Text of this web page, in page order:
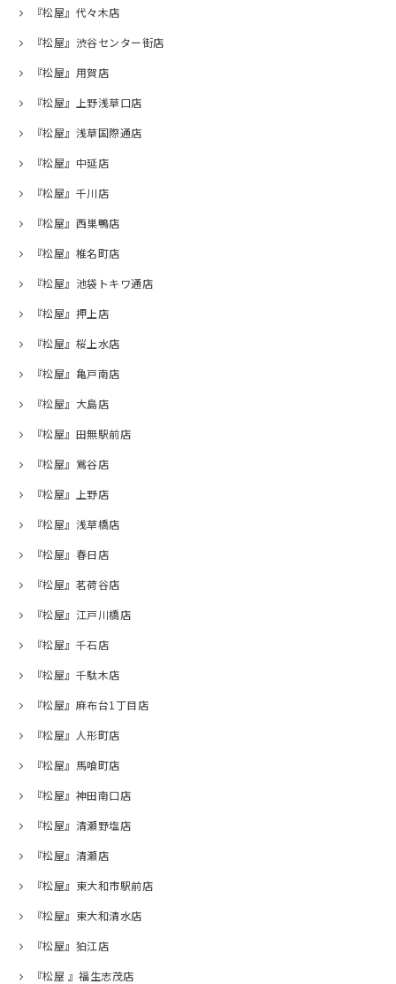
『松屋』代々木店
『松屋』渋谷センター街店
『松屋』用賀店
『松屋』上野浅草口店
『松屋』浅草国際通店
『松屋』中延店
『松屋』千川店
『松屋』西巣鴨店
『松屋』椎名町店
『松屋』池袋トキワ通店
『松屋』押上店
『松屋』桜上水店
『松屋』亀戸南店
『松屋』大島店
『松屋』田無駅前店
『松屋』鴬谷店
『松屋』上野店
『松屋』浅草橋店
『松屋』春日店
『松屋』茗荷谷店
『松屋』江戸川橋店
『松屋』千石店
『松屋』千駄木店
『松屋』麻布台1丁目店
『松屋』人形町店
『松屋』馬喰町店
『松屋』神田南口店
『松屋』清瀬野塩店
『松屋』清瀬店
『松屋』東大和市駅前店
『松屋』東大和清水店
『松屋』狛江店
『松屋 』福生志茂店